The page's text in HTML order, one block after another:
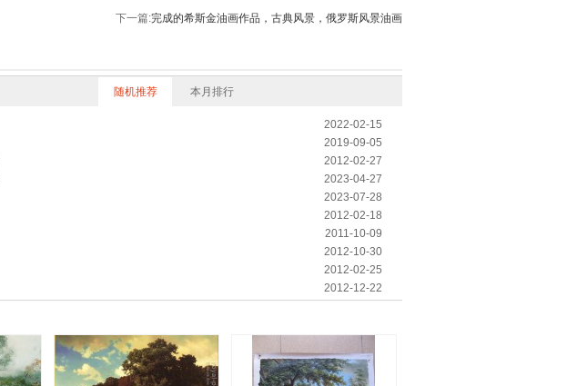
下一篇:完成的希斯金油画作品，古典风景，俄罗斯风景油画
随机推荐 本月排行
2022-02-15
2019-09-05
2012-02-27
2023-04-27
2023-07-28
2012-02-18
2011-10-09
2012-10-30
2012-02-25
2012-12-22